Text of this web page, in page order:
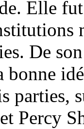
Elle
De
bonne
parties,
Percy